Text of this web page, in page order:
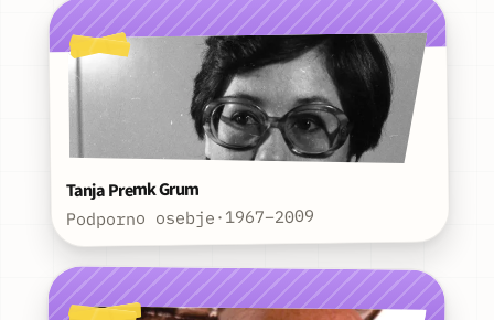
Tanja Premk Grum
Podporno osebje·1967–2009